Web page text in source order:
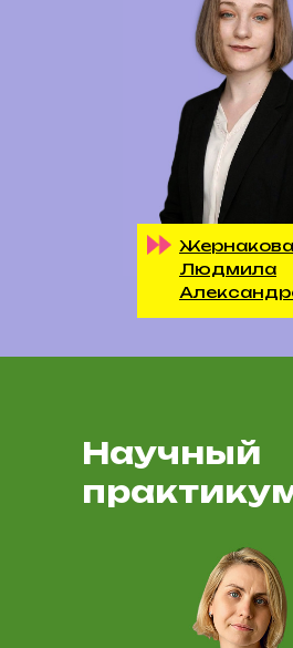
Жернакова
Людмила
Научный